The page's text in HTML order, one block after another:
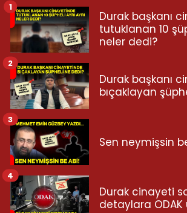
Durak başkanı
tutuklanan 10
neler dedi?
1
Durak başkanı
bıçaklayan
2
Sen neymişsin
3
Durak cinayeti
detaylara ODAK
4